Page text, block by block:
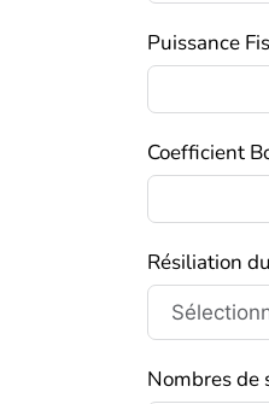
Puissance
Coefficient
Résiliation
Nombres de